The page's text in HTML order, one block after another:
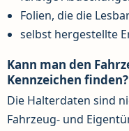
Folien, die die
selbst hergestellte
Kann man den
Kennzeichen finden?
Die Halterdaten sind
Fahrzeug- und